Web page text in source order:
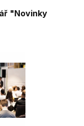
"Novinky